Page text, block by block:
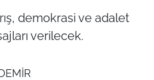
demokrasi ve adalet
verilecek.